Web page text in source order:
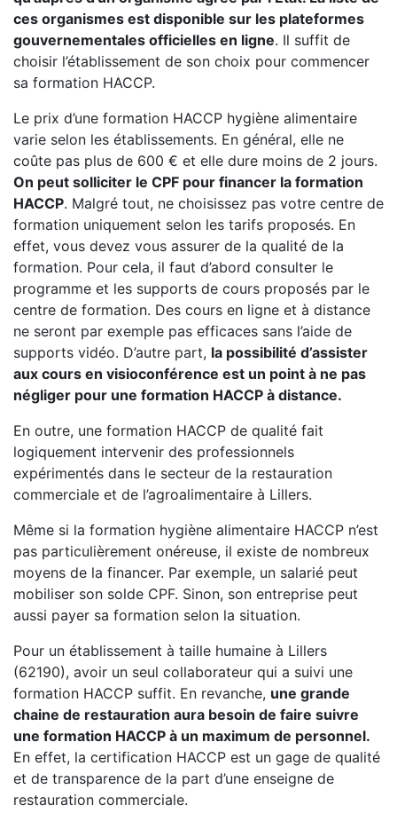
ces organismes est disponible sur les plateformes
gouvernementales officielles en ligne. Il suffit de
choisir l’établissement de son choix pour commencer
sa formation HACCP.
Le prix d’une formation HACCP hygiène alimentaire
varie selon les établissements. En général, elle ne
coûte pas plus de 600 € et elle dure moins de 2 jours.
On peut solliciter le CPF pour financer la formation
HACCP. Malgré tout, ne choisissez pas votre centre de
formation uniquement selon les tarifs proposés. En
effet, vous devez vous assurer de la qualité de la
formation. Pour cela, il faut d’abord consulter le
programme et les supports de cours proposés par le
centre de formation. Des cours en ligne et à distance
ne seront par exemple pas efficaces sans l’aide de
supports vidéo. D’autre part, la possibilité d’assister
aux cours en visioconférence est un point à ne pas
négliger pour une formation HACCP à distance.
En outre, une formation HACCP de qualité fait
logiquement intervenir des professionnels
expérimentés dans le secteur de la restauration
commerciale et de l’agroalimentaire à Lillers.
Même si la formation hygiène alimentaire HACCP n’est
pas particulièrement onéreuse, il existe de nombreux
moyens de la financer. Par exemple, un salarié peut
mobiliser son solde CPF. Sinon, son entreprise peut
aussi payer sa formation selon la situation.
Pour un établissement à taille humaine à Lillers
(62190), avoir un seul collaborateur qui a suivi une
formation HACCP suffit. En revanche, une grande
chaine de restauration aura besoin de faire suivre
une formation HACCP à un maximum de personnel.
En effet, la certification HACCP est un gage de qualité
et de transparence de la part d’une enseigne de
restauration commerciale.